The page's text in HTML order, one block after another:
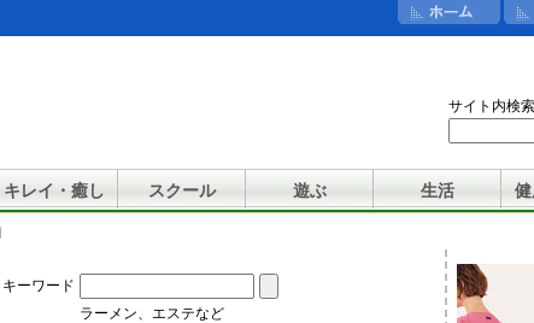
サイト内検索
キレイ・癒し スクール 遊ぶ 生活
キーワード
ラーメン、エステなど